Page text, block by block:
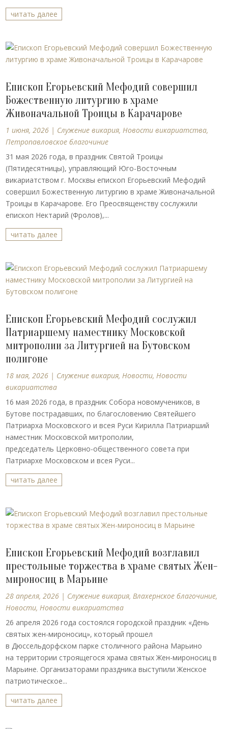
читать далее
Епископ Егорьевский Мефодий совершил
Божественную литургию в храме
Живоначальной Троицы в Карачарове
1 июня, 2026 | Cлужение викария, Новости викариатства,
Петропавловское благочиние
31 мая 2026 года, в праздник Святой Троицы
(Пятидесятницы), управляющий Юго-Восточным
викариатством г. Москвы епископ Егорьевский Мефодий
совершил Божественную литургию в храме Живоначальной
Троицы в Карачарове. Его Преосвященству сослужили
епископ Нектарий (Фролов),...
читать далее
Епископ Егорьевский Мефодий сослужил
Патриаршему наместнику Московской
митрополии за Литургией на Бутовском
полигоне
18 мая, 2026 | Cлужение викария, Новости, Новости
викариатства
16 мая 2026 года, в праздник Собора новомучеников, в
Бутове пострадавших, по благословению Святейшего
Патриарха Московского и всея Руси Кирилла Патриарший
наместник Московской митрополии,
председатель Церковно-общественного совета при
Патриархе Московском и всея Руси...
читать далее
Епископ Егорьевский Мефодий возглавил
престольные торжества в храме святых Жен-
мироносиц в Марьине
28 апреля, 2026 | Cлужение викария, Влахернское благочиние,
Новости, Новости викариатства
26 апреля 2026 года состоялся городской праздник «День
святых жен-мироносиц», который прошел
в Дюссельдорфском парке столичного района Марьино
на территории строящегося храма святых Жен-мироносиц в
Марьине. Организаторами праздника выступили Женское
патриотическое...
читать далее